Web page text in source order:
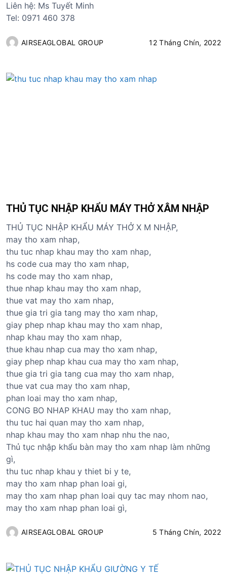
Liên hệ: Ms Tuyết Minh
Tel: 0971 460 378
AIRSEAGLOBAL GROUP 12 Tháng Chín, 2022
THỦ TỤC NHẬP KHẨU MÁY THỞ XÂM NHẬP
THỦ TỤC NHẬP KHẨU MÁY THỞ X M NHẬP,
may tho xam nhap,
thu tuc nhap khau may tho xam nhap,
hs code cua may tho xam nhap,
hs code may tho xam nhap,
thue nhap khau may tho xam nhap,
thue vat may tho xam nhap,
thue gia tri gia tang may tho xam nhap,
giay phep nhap khau may tho xam nhap,
nhap khau may tho xam nhap,
thue khau nhap cua may tho xam nhap,
giay phep nhap khau cua may tho xam nhap,
thue gia tri gia tang cua may tho xam nhap,
thue vat cua may tho xam nhap,
phan loai may tho xam nhap,
CONG BO NHAP KHAU may tho xam nhap,
thu tuc hai quan may tho xam nhap,
nhap khau may tho xam nhap nhu the nao,
Thủ tục nhập khẩu bàn may tho xam nhap làm những
gì,
thu tuc nhap khau y thiet bi y te,
may tho xam nhap phan loai gi,
may tho xam nhap phan loai quy tac may nhom nao,
may tho xam nhap phan loai gì,
AIRSEAGLOBAL GROUP 5 Tháng Chín, 2022